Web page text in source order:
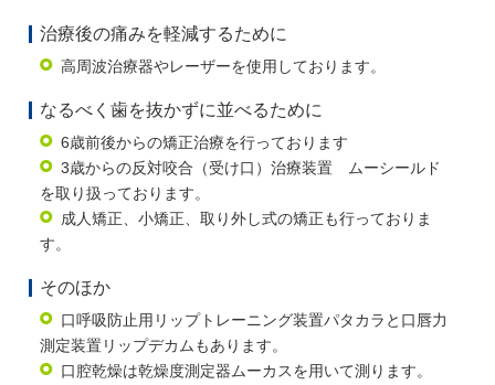
治療後の痛みを軽減するために
高周波治療器やレーザーを使用しております。
なるべく歯を抜かずに並べるために
6歳前後からの矯正治療を行っております
3歳からの反対咬合（受け口）治療装置 ムーシールド
を取り扱っております。
成人矯正、小矯正、取り外し式の矯正も行っておりま
す。
そのほか
口呼吸防止用リップトレーニング装置パタカラと口唇力
測定装置リップデカムもあります。
口腔乾燥は乾燥度測定器ムーカスを用いて測ります。